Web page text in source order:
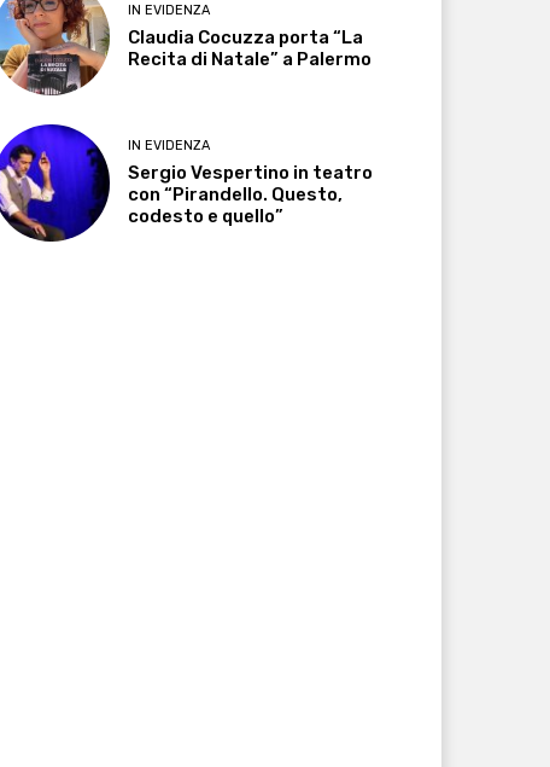
IN EVIDENZA
Claudia Cocuzza porta “La
Recita di Natale” a Palermo
IN EVIDENZA
Sergio Vespertino in teatro
con “Pirandello. Questo,
codesto e quello”